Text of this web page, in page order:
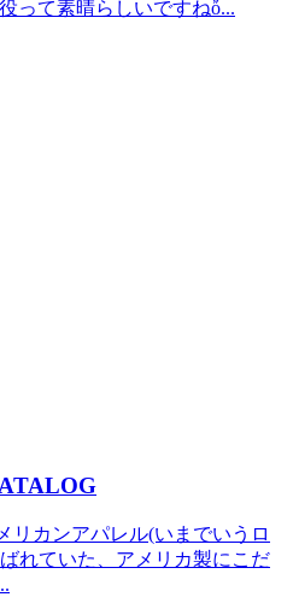
って素晴らしいですねὄ...
リカンアパレル(いまでいうロ
れていた、アメリカ製にこだ